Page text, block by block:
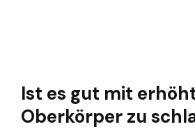
Ist es gut mit
Oberkörper zu